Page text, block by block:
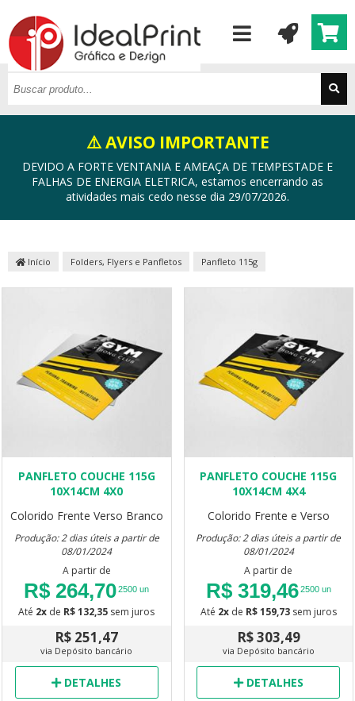
⚠️ AVISO IMPORTANTE
DEVIDO A FORTE VENTANIA E AMEAÇA DE TEMPESTADE E
FALHAS DE ENERGIA ELETRICA, estamos encerrando as
atividades mais cedo nesse dia 29/07/2026.
Início Folders, Flyers e Panfletos Panfleto 115g
PANFLETO COUCHE 115G
10X14CM 4X0
Colorido Frente Verso Branco
Produção: 2 dias úteis a partir de
08/01/2024
A partir de
R$ 264,702500 un
Até 2x de R$ 132,35 sem juros
R$ 251,47
via Depósito bancário
DETALHES
PANFLETO COUCHE 115G
10X14CM 4X4
Colorido Frente e Verso
Produção: 2 dias úteis a partir de
08/01/2024
A partir de
R$ 319,462500 un
Até 2xde R$ 159,73sem juros
R$ 303,49
via Depósito bancário
DETALHES